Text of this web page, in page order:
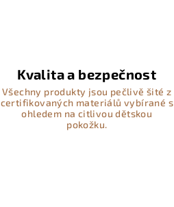
Kvalita a bezpečnost
Všechny produkty jsou pečlivě šité z
certifikovaných materiálů vybírané s
ohledem na citlivou dětskou
pokožku.